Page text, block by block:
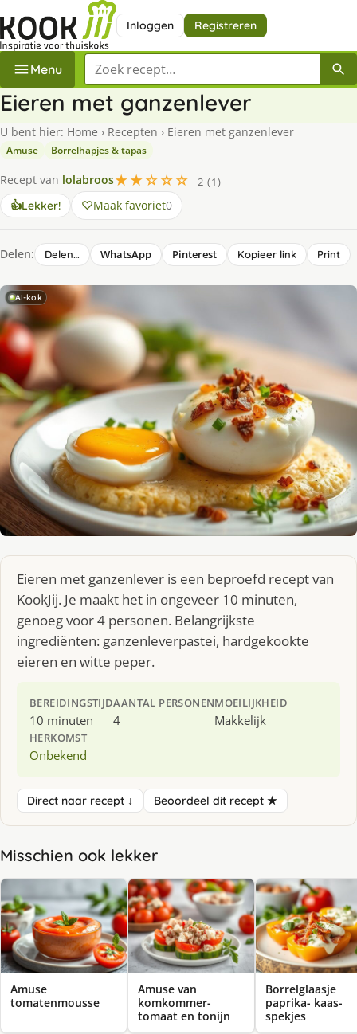
Inloggen Registreren
Menu Zoek een recept
Eieren met ganzenlever
U bent hier: Home › Recepten › Eieren met ganzenlever
Amuse Borrelhapjes & tapas
Recept van lolabroos★★☆☆☆
2 (1)
👍Lekker! Maak favoriet0
Delen: Delen… WhatsApp Pinterest Kopieer link Print
AI-kok
Eieren met ganzenlever is een beproefd recept van
KookJij. Je maakt het in ongeveer 10 minuten,
genoeg voor 4 personen. Belangrijkste
ingrediënten: ganzenleverpastei, hardgekookte
eieren en witte peper.
BEREIDINGSTIJD
10 minuten
AANTAL PERSONEN
4
MOEILIJKHEID
Makkelijk
HERKOMST
Onbekend
Direct naar recept ↓ Beoordeel dit recept ★
Misschien ook lekker
Amuse
tomatenmousse
Amuse van
komkommer-
tomaat en tonijn
Borrelglaasje
paprika- kaas-
spekjes